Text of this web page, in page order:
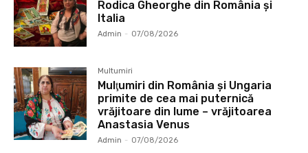
Rodica Gheorghe din România și
Italia
Admin - 07/08/2026
Multumiri
Mulţumiri din România și Ungaria
primite de cea mai puternică
vrăjitoare din lume – vrăjitoarea
Anastasia Venus
Admin - 07/08/2026